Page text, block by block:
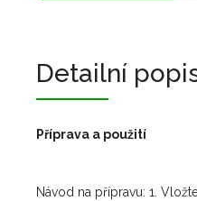
Detailní
Příprava a použití
Návod na přípravu: 1.